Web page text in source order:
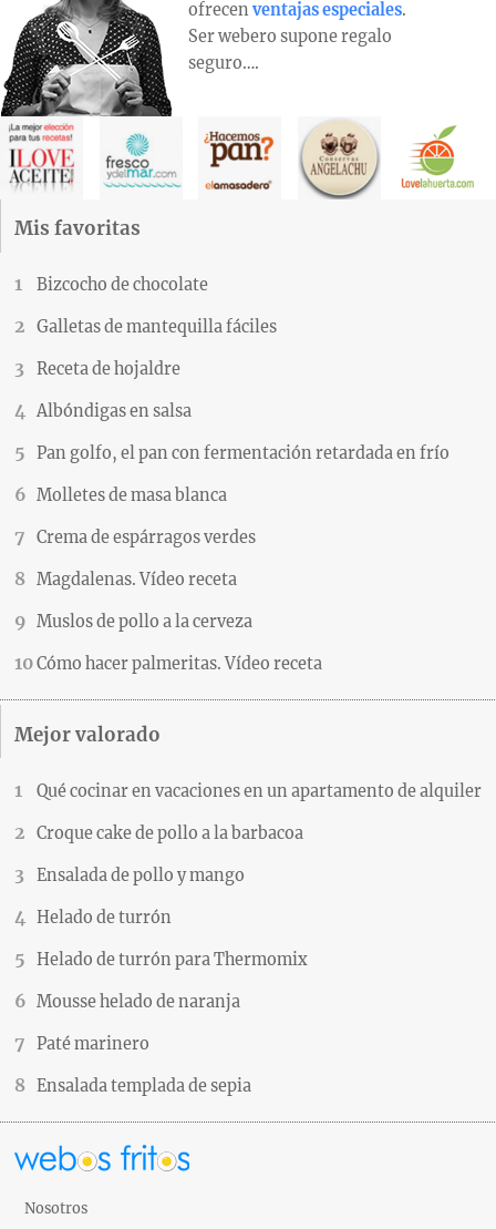
ofrecen ventajas especiales.
Ser webero supone regalo
seguro….
Mis favoritas
Bizcocho de chocolate
Galletas de mantequilla fáciles
Receta de hojaldre
Albóndigas en salsa
Pan golfo, el pan con fermentación retardada en frío
Molletes de masa blanca
Crema de espárragos verdes
Magdalenas. Vídeo receta
Muslos de pollo a la cerveza
Cómo hacer palmeritas. Vídeo receta
Mejor valorado
Qué cocinar en vacaciones en un apartamento de alquiler
Croque cake de pollo a la barbacoa
Ensalada de pollo y mango
Helado de turrón
Helado de turrón para Thermomix
Mousse helado de naranja
Paté marinero
Ensalada templada de sepia
Nosotros